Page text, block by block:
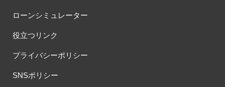
ローンシミュレーター
役立つリンク
プライバシーポリシー
SNSポリシー